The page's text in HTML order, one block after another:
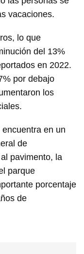
vacaciones.
lo que
del 13%
en 2022.
por debajo
los
en un
de
pavimento, la
parque
porcentaje
de